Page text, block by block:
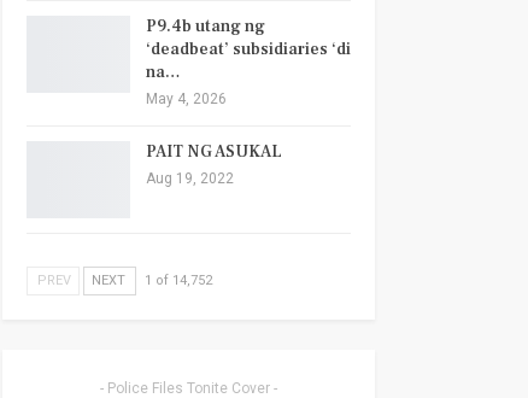
P9.4b utang ng
‘deadbeat’ subsidiaries ‘di
na…
May 4, 2026
PAIT NG ASUKAL
Aug 19, 2022
PREV NEXT 1 of 14,752
- Police Files Tonite Cover -